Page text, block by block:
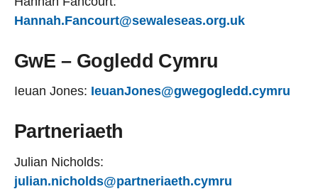
Hannah.Fancourt@sewaleseas.org.uk
GwE – Gogledd Cymru
Ieuan Jones: IeuanJones@gwegogledd.cymru
Partneriaeth
Julian Nicholds:
julian.nicholds@partneriaeth.cymru